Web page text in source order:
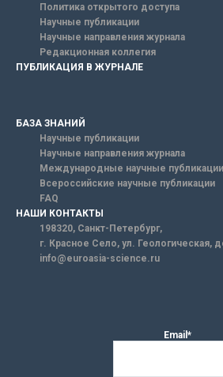
Политика открытого доступа
Научные публикации
Научные направления журнала
Редакционная коллегия
ПУБЛИКАЦИЯ В ЖУРНАЛЕ
БАЗА ЗНАНИЙ
Научные публикации
Научные направления журнала
Международные научные публикации
Всероссийские научные публикации
FAQ
НАШИ КОНТАКТЫ
198320, Санкт-Петербург,
г. Красное Село, ул. Геологическая,
info@euroasia-science.ru
Email*